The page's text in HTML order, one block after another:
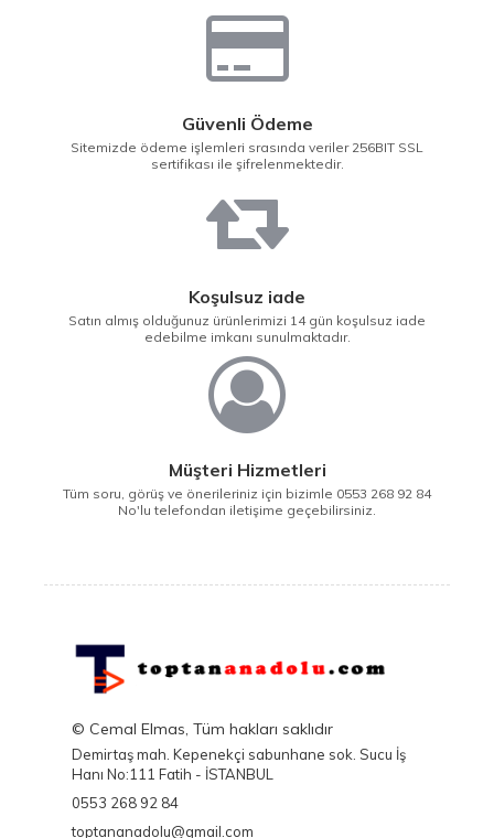
Güvenli Ödeme
Sitemizde ödeme işlemleri srasında veriler 256BIT SSL
sertifikası ile şifrelenmektedir.
Koşulsuz iade
Satın almış olduğunuz ürünlerimizi 14 gün koşulsuz iade
edebilme imkanı sunulmaktadır.
Müşteri Hizmetleri
Tüm soru, görüş ve önerileriniz için bizimle 0553 268 92 84
No'lu telefondan iletişime geçebilirsiniz.
© Cemal Elmas, Tüm hakları saklıdır
Demirtaş mah. Kepenekçi sabunhane sok. Sucu İş
Hanı No:111 Fatih - İSTANBUL
0553 268 92 84
toptananadolu@gmail.com